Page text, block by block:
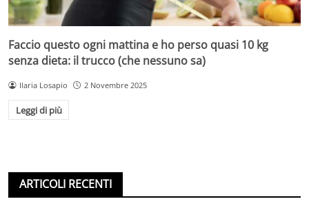
Faccio questo ogni mattina e ho perso quasi 10 kg
senza dieta: il trucco (che nessuno sa)
Ilaria Losapio 2 Novembre 2025
Leggi di più
ARTICOLI RECENTI